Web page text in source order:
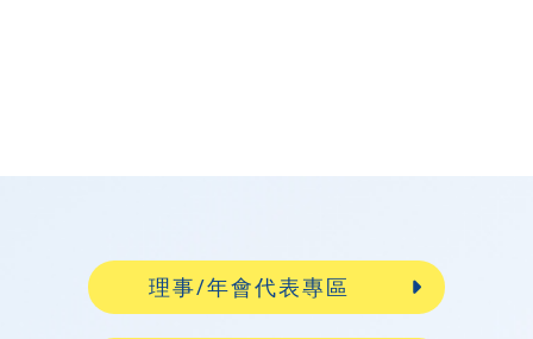
理事/年會代表專區